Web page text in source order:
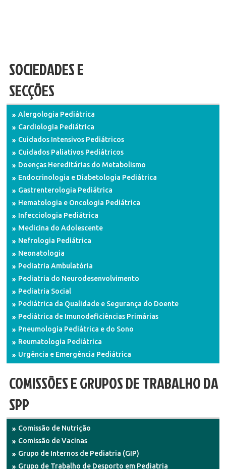
SOCIEDADES E
SECÇÕES
Alergologia Pediátrica
Cardiologia Pediátrica
Cuidados Intensivos Pediátricos
Cuidados Paliativos Pediátricos
Doenças Hereditárias do Metabolismo
Endocrinologia e Diabetologia Pediátrica
Gastrenterologia Pediátrica
Hematologia e Oncologia Pediátrica
Infecciologia Pediátrica
Medicina do Adolescente
Nefrologia Pediátrica
Neonatologia
Pediatria Ambulatória
Pediatria do Neurodesenvolvimento
Pediatria Social
Pediátrica da Qualidade e Segurança do Doente
Pediátrica de Imunodeficiências Primárias
Pneumologia Pediátrica e do Sono
Reumatologia Pediátrica
Urgência e Emergência Pediátrica
COMISSÕES E GRUPOS DE TRABALHO DA
SPP
Comissão de Nutrição
Comissão de Vacinas
Grupo de Internos de Pediatria (GIP)
Grupo de Trabalho de Desporto em Pediatria